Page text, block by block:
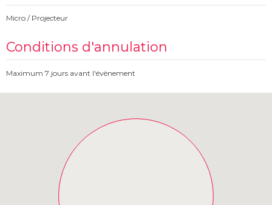
Micro / Projecteur
Conditions d'annulation
Maximum 7 jours avant l'évènement